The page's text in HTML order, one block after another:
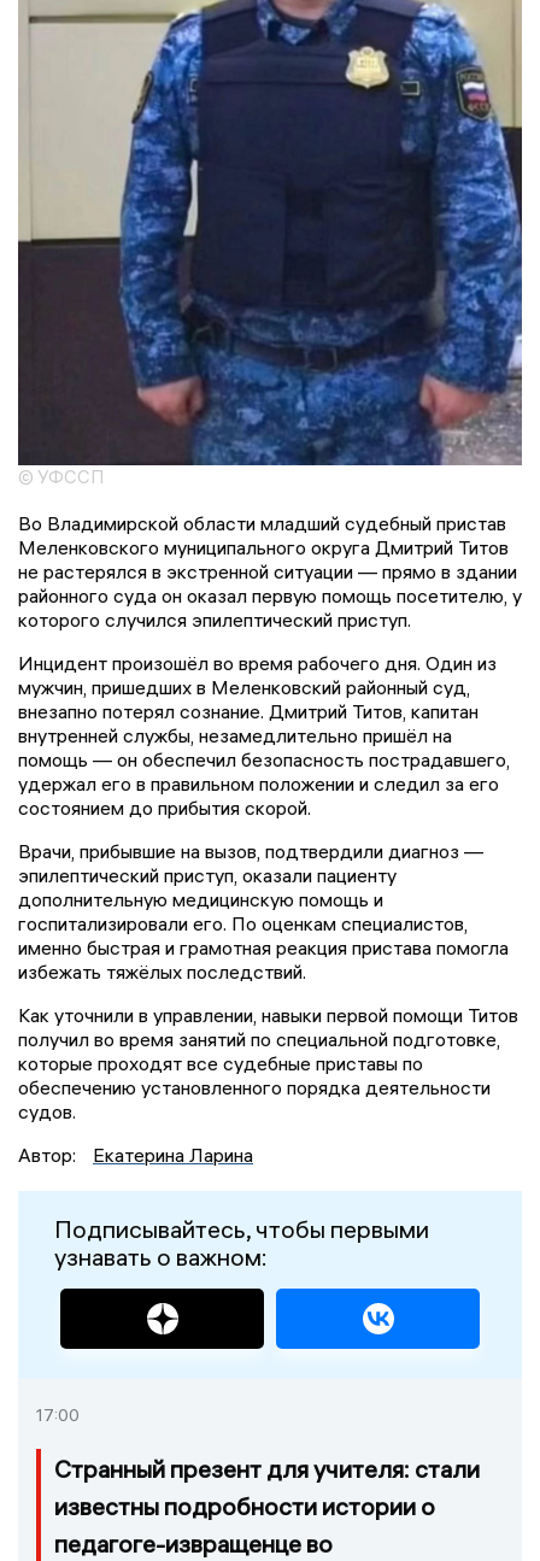
© УФССП
Во Владимирской области младший судебный пристав
Меленковского муниципального округа Дмитрий Титов
не растерялся в экстренной ситуации — прямо в здании
районного суда он оказал первую помощь посетителю, у
которого случился эпилептический приступ.
Инцидент произошёл во время рабочего дня. Один из
мужчин, пришедших в Меленковский районный суд,
внезапно потерял сознание. Дмитрий Титов, капитан
внутренней службы, незамедлительно пришёл на
помощь — он обеспечил безопасность пострадавшего,
удержал его в правильном положении и следил за его
состоянием до прибытия скорой.
Врачи, прибывшие на вызов, подтвердили диагноз —
эпилептический приступ, оказали пациенту
дополнительную медицинскую помощь и
госпитализировали его. По оценкам специалистов,
именно быстрая и грамотная реакция пристава помогла
избежать тяжёлых последствий.
Как уточнили в управлении, навыки первой помощи Титов
получил во время занятий по специальной подготовке,
которые проходят все судебные приставы по
обеспечению установленного порядка деятельности
судов.
Автор:
Екатерина Ларина
Подписывайтесь, чтобы первыми
узнавать о важном:
17:00
Странный презент для учителя: стали
известны подробности истории о
педагоге-извращенце во